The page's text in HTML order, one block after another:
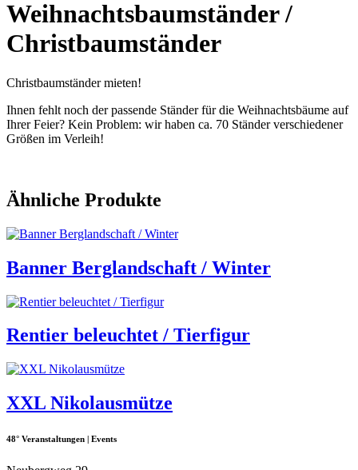
Weihnachtsbaumständer /
Christbaumständer
Christbaumständer mieten!
Ihnen fehlt noch der passende Ständer für die Weihnachtsbäume auf
Ihrer Feier? Kein Problem: wir haben ca. 70 Ständer verschiedener
Größen im Verleih!
Ähnliche Produkte
Banner Berglandschaft / Winter
Rentier beleuchtet / Tierfigur
XXL Nikolausmütze
48° Veranstaltungen | Events